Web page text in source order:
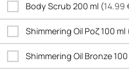
Body Scrub 200 ml (14.99
Shimmering Oil Ροζ 100 ml
Shimmering Oil Bronze